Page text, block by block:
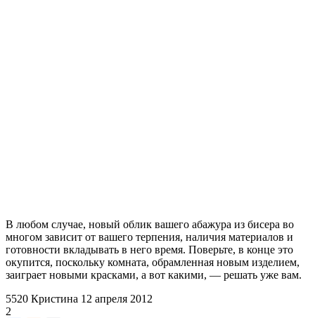
В любом случае, новый облик вашего абажура из бисера во
многом зависит от вашего терпения, наличия материалов и
готовности вкладывать в него время. Поверьте, в конце это
окупится, поскольку комната, обрамленная новым изделием,
заиграет новыми красками, а вот какими, — решать уже вам.
5520 Кристина 12 апреля 2012
2